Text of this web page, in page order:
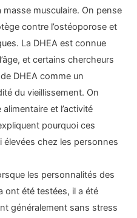
musculaire. On pense
contre l’ostéoporose et
La DHEA est connue
et certains chercheurs
DHEA comme un
du vieillissement. On
et l’activité
pourquoi ces
chez les personnes
les personnalités des
ont été testées, il a été
généralement sans stress